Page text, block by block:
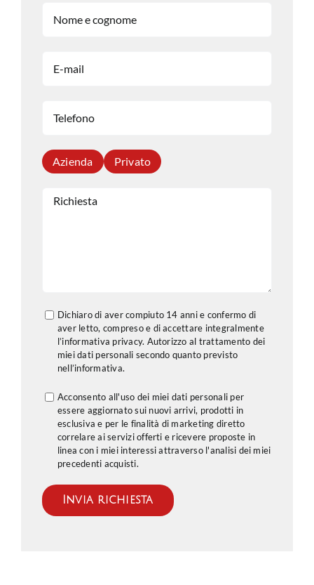
Azienda Privato
Dichiaro di aver compiuto 14 anni e confermo di
aver letto, compreso e di accettare integralmente
l’informativa privacy. Autorizzo al trattamento dei
miei dati personali secondo quanto previsto
nell’informativa.
Acconsento all'uso dei miei dati personali per
essere aggiornato sui nuovi arrivi, prodotti in
esclusiva e per le finalità di marketing diretto
correlare ai servizi offerti e ricevere proposte in
linea con i miei interessi attraverso l'analisi dei miei
precedenti acquisti.